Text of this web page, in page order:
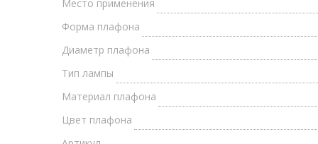
Место применения
Форма плафона
Диаметр плафона
Тип лампы
Материал плафона
Цвет плафона